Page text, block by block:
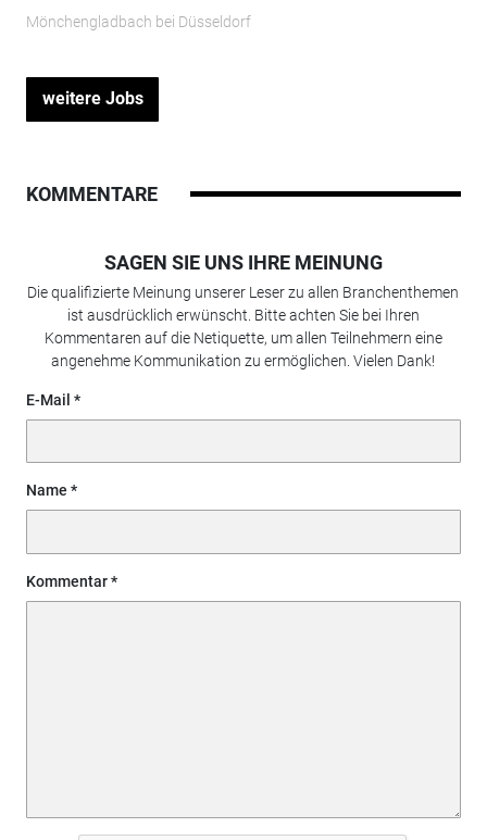
Mönchengladbach bei Düsseldorf
weitere Jobs
KOMMENTARE
SAGEN SIE UNS IHRE MEINUNG
Die qualifizierte Meinung unserer Leser zu allen Branchenthemen
ist ausdrücklich erwünscht. Bitte achten Sie bei Ihren
Kommentaren auf die Netiquette, um allen Teilnehmern eine
angenehme Kommunikation zu ermöglichen. Vielen Dank!
E-Mail
Name
Kommentar